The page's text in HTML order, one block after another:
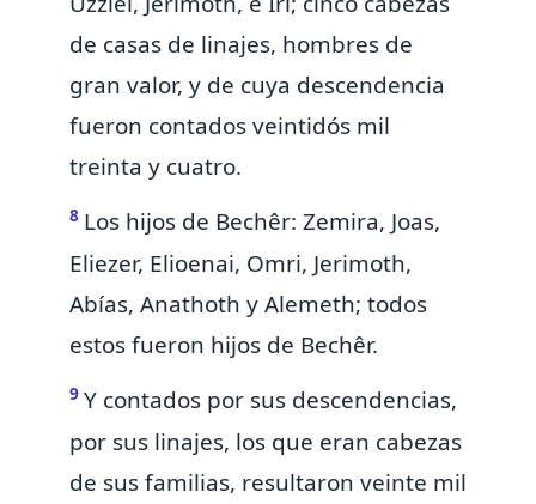
de casas de linajes, hombres de
gran valor, y de cuya descendencia
fueron contados veintidós mil
treinta y cuatro.
8 Los hijos de Bechêr: Zemira, Joas,
Eliezer, Elioenai, Omri, Jerimoth,
Abías, Anathoth y Alemeth; todos
estos fueron hijos de Bechêr.
9 Y contados por sus descendencias,
por sus linajes, los que eran cabezas
de sus familias, resultaron veinte mil